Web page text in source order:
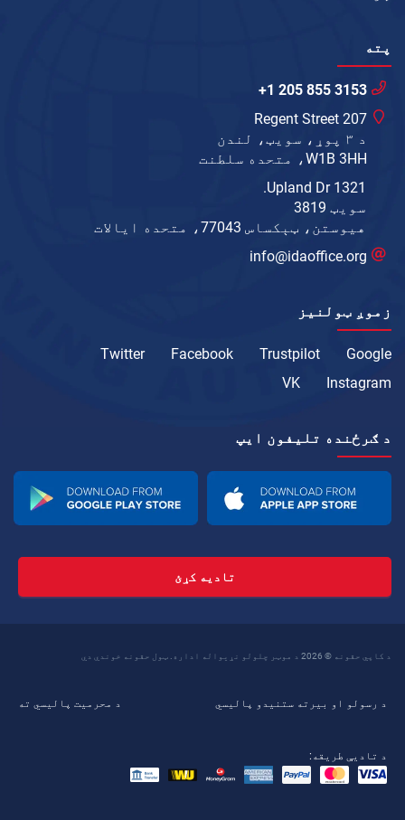
پته
+1 205 855 3153
207 Regent Street
د ۳ پوړ، سویټ، لندن
W1B 3HH، متحده سلطنت
1321 Upland Dr.
سویټ 3819
هیوستن، ټېکساس 77043، متحده ایالات
info@idaoffice.org
زموږ ټولنیز
Google
Trustpilot
Facebook
Twitter
Instagram
VK
د ګرځنده تلیفون ايپ
تادیه کړئ
د کاپي حقونه © 2026 د موټر چلولو نړیواله اداره. ټول حقونه خوندي دي
د رسولو او بیرته ستنیدو پالیسي د محرمیت پالیسي ته
د تادیې طریقه: